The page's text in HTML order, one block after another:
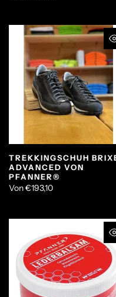
TREKKINGSCHUH
ADVANCED VON
PFANNER®
Von€193,10